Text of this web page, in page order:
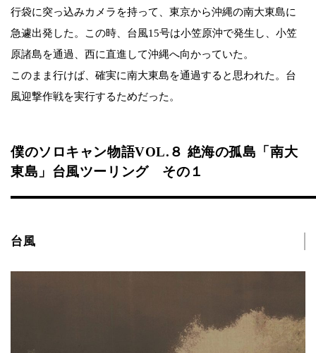
行袋に突っ込みカメラを持って、東京から沖縄の南大東島に
急遽出発した。この時、台風15号は小笠原沖で発生し、小笠
原諸島を通過、西に直進して沖縄へ向かっていた。
このまま行けば、確実に南大東島を通過すると思われた。台
風迎撃作戦を実行するためだった。
僕のソロキャン物語VOL.８ 絶海の孤島「南大
東島」台風ツーリング その１
台風